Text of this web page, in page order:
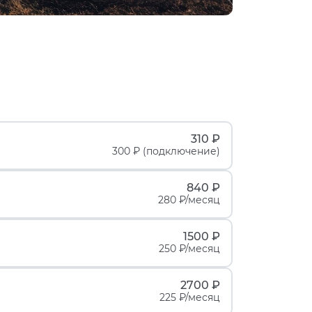
310 ₽
300 ₽ (подключение)
840 ₽
280 ₽/месяц
1500 ₽
250 ₽/месяц
2700 ₽
225 ₽/месяц